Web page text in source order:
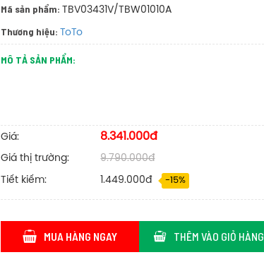
Mã sản phẩm: TBV03431V/TBW01010A
Thương hiệu: ToTo
MÔ TẢ SẢN PHẨM:
Giá: 8.341.000đ
Giá thị trường: 9.790.000đ
Tiết kiếm: 1.449.000đ -15%
MUA HÀNG NGAY THÊM VÀO GIỎ HÀNG